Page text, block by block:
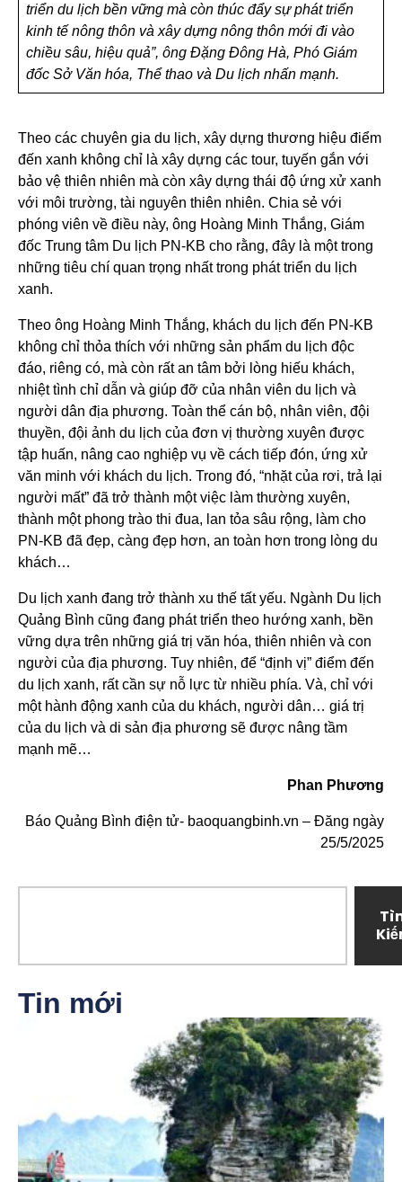
triển du lịch bền vững mà còn thúc đẩy sự phát triển
kinh tế nông thôn và xây dựng nông thôn mới đi vào
chiều sâu, hiệu quả”, ông Đặng Đông Hà, Phó Giám
đốc Sở Văn hóa, Thể thao và Du lịch nhấn mạnh.
Theo các chuyên gia du lịch, xây dựng thương hiệu điểm
đến xanh không chỉ là xây dựng các tour, tuyến gắn với
bảo vệ thiên nhiên mà còn xây dựng thái độ ứng xử xanh
với môi trường, tài nguyên thiên nhiên. Chia sẻ với
phóng viên về điều này, ông Hoàng Minh Thắng, Giám
đốc Trung tâm Du lịch PN-KB cho rằng, đây là một trong
những tiêu chí quan trọng nhất trong phát triển du lịch
xanh.
Theo ông Hoàng Minh Thắng, khách du lịch đến PN-KB
không chỉ thỏa thích với những sản phẩm du lịch độc
đáo, riêng có, mà còn rất an tâm bởi lòng hiếu khách,
nhiệt tình chỉ dẫn và giúp đỡ của nhân viên du lịch và
người dân địa phương. Toàn thể cán bộ, nhân viên, đội
thuyền, đội ảnh du lịch của đơn vị thường xuyên được
tập huấn, nâng cao nghiệp vụ về cách tiếp đón, ứng xử
văn minh với khách du lịch. Trong đó, “nhặt của rơi, trả lại
người mất” đã trở thành một việc làm thường xuyên,
thành một phong trào thi đua, lan tỏa sâu rộng, làm cho
PN-KB đã đẹp, càng đẹp hơn, an toàn hơn trong lòng du
khách…
Du lịch xanh đang trở thành xu thế tất yếu. Ngành Du lịch
Quảng Bình cũng đang phát triển theo hướng xanh, bền
vững dựa trên những giá trị văn hóa, thiên nhiên và con
người của địa phương. Tuy nhiên, để “định vị” điểm đến
du lịch xanh, rất cần sự nỗ lực từ nhiều phía. Và, chỉ với
một hành động xanh của du khách, người dân… giá trị
của du lịch và di sản địa phương sẽ được nâng tầm
mạnh mẽ…
Phan Phương
Báo Quảng Bình điện tử- baoquangbinh.vn – Đăng ngày
25/5/2025
Tin mới